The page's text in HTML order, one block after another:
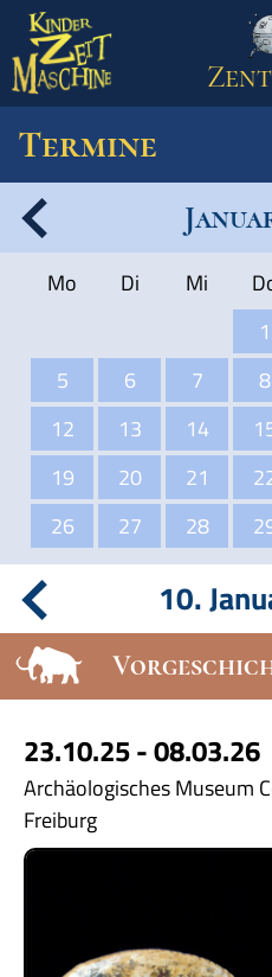
Spiel
Termine
Termine
Mo Di Mi
1
5
6 7 8
12
13 14
19
20 21
26
27 28
10.
23.10.25 - 08.03.26
Archäologisches Museum
Freiburg